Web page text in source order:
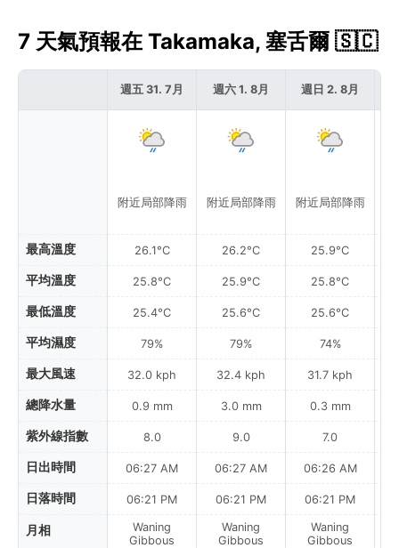
7 天氣預報在 Takamaka, 塞舌爾 🇸🇨
最高溫度
平均溫度
最低溫度
平均濕度
最大風速
總降水量
紫外線指數
日出時間
日落時間
月相
週五 31. 7月
附近局部降雨
26.1°C
25.8°C
25.4°C
79%
32.0 kph
0.9 mm
8.0
06:27 AM
06:21 PM
Waning
Gibbous
週六 1. 8月
附近局部降雨
26.2°C
25.9°C
25.6°C
79%
32.4 kph
3.0 mm
9.0
06:27 AM
06:21 PM
Waning
Gibbous
週日 2. 8月
附近局部降雨
25.9°C
25.8°C
25.6°C
74%
31.7 kph
0.3 mm
7.0
06:26 AM
06:21 PM
Waning
Gibbous